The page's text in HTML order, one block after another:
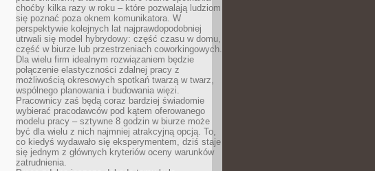
choćby kilka razy w roku – które pozwalają ludziom
się poznać poza oknem komunikatora. W
perspektywie kolejnych lat najprawdopodobniej
utrwali się model hybrydowy: część czasu w domu,
część w biurze lub przestrzeniach coworkingowych.
Dla wielu firm idealnym rozwiązaniem będzie
połączenie elastyczności zdalnej pracy z
możliwością okresowych spotkań twarzą w twarz,
wspólnego planowania i budowania więzi.
Pracownicy zaś będą coraz bardziej świadomie
wybierać pracodawców pod kątem oferowanego
modelu pracy – sztywne 8 godzin w biurze może
być dla wielu z nich najmniej atrakcyjną opcją. To,
co kiedyś wydawało się eksperymentem, dziś staje
się jednym z głównych kryteriów oceny warunków
zatrudnienia.